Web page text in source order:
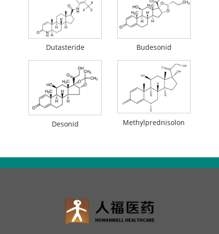
Dutasteride Budesonid
Desonid Methylprednisolon